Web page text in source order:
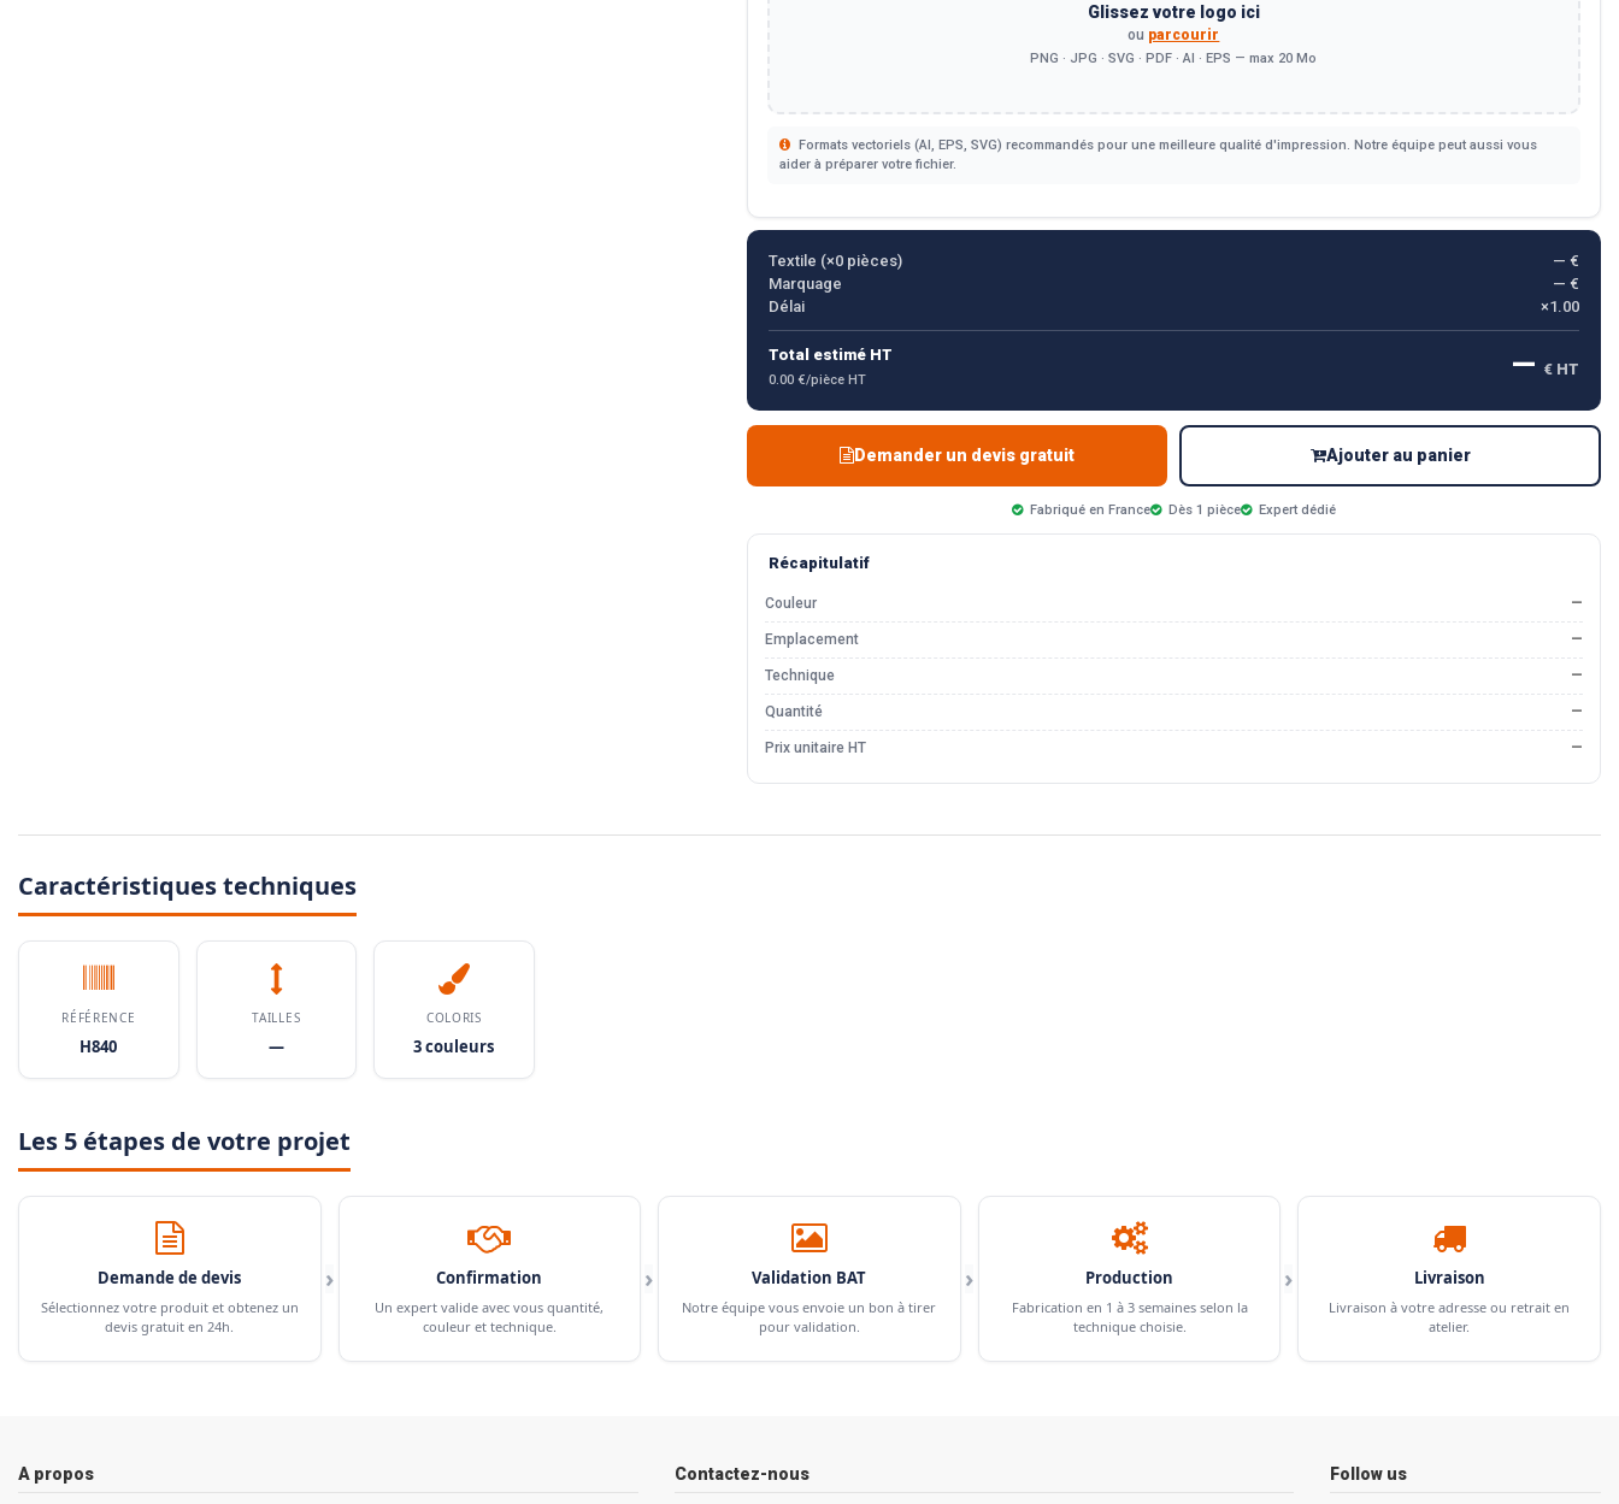
Glissez votre logo ici
ou parcourir
PNG · JPG · SVG · PDF · AI · EPS — max 20 Mo
Formats vectoriels (AI, EPS, SVG) recommandés pour une meilleure qualité d'impression. Notre équipe peut aussi vous
aider à préparer votre fichier.
Textile (×0pièces)
— €
Marquage
— €
Délai
×1.00
Total estimé HT
0.00 €/pièce HT — € HT
Demander un devis gratuit Ajouter au panier
Fabriqué en France Dès 1 pièce Expert dédié
Récapitulatif
Couleur —
Emplacement —
Technique —
Quantité —
Prix unitaire HT —
Caractéristiques techniques
RÉFÉRENCE
H840
TAILLES
—
COLORIS
3 couleurs
Les 5 étapes de votre projet
Demande de devis
Sélectionnez votre produit et obtenez un
devis gratuit en 24h.
› Confirmation
Un expert valide avec vous quantité,
couleur et technique.
› Validation BAT
Notre équipe vous envoie un bon à tirer
pour validation.
› Production
Fabrication en 1 à 3 semaines selon la
technique choisie.
› Livraison
Livraison à votre adresse ou retrait en
atelier.
A propos Contactez-nous Follow us